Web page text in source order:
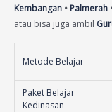
Kembangan • Palmerah
atau bisa juga ambil
Metode Belajar
Paket Belajar
Kedinasan